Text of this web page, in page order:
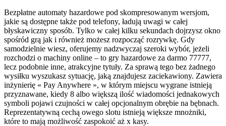
Bezpłatne automaty hazardowe pod skompresowanym wersjom,
jakie są dostępne także pod telefony, ładują uwagi w całej
błyskawiczny sposób. Tylko w całej kilku sekundach dojrzysz okno
spośród grą jak i również możesz rozpocząć rozrywkę. Gdy
samodzielnie wiesz, oferujemy nadzwyczaj szeroki wybór, jeżeli
rozchodzi o machiny online – to gry hazardowe za darmo 77777,
lecz podobnie inne, atrakcyjne tytuły. Za sprawą tego bez żadnego
wysiłku wyszukasz sytuację, jaką znajdujesz zaciekawiony. Zawiera
inżynierię « Pay Anywhere », w którym miejscu wygrane istnieją
przyznawane, kiedy 8 albo większą ilość wiadomości jednakowych
symboli pojawi czujności w całej opcjonalnym obrębie na bębnach.
Reprezentatywną cechą owego slotu istnieją większe mnożniki,
które to mają możliwość zaspokoić aż x kasy.